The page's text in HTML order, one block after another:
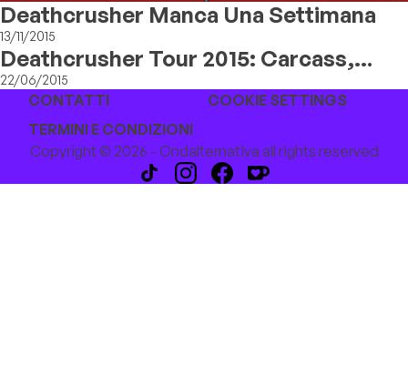
Deathcrusher Manca Una Settimana
13/11/2015
Deathcrusher Tour 2015: Carcass,
Obituary, Napalm Death E Voivod A
Bologna
22/06/2015
CONTATTI
COOKIE SETTINGS
TERMINI E CONDIZIONI
Copyright © 2026 - Ondalternativa all rights reserved